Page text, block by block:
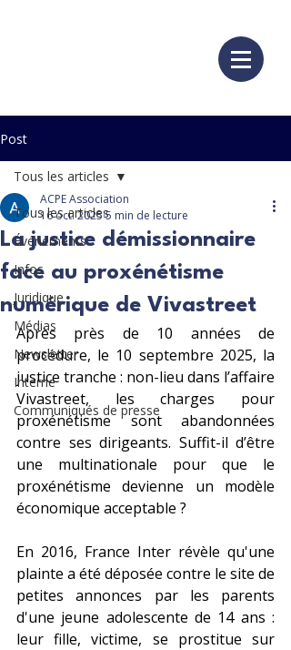
Post
Tous les articles
Événements
Infos
Juridique
Médias
Newsletter
Interne
Communiqués de presse
Tous les articles
La justice démissionnaire
face au proxénétisme
numérique de Vivastreet
ACPE Association
16 oct. 2025 5 min de lecture
Après près de 10 années de
procédure, le 10 septembre 2025, la
justice tranche : non-lieu dans l’affaire
Vivastreet, les charges pour
proxénétisme sont abandonnées
contre ses dirigeants. Suffit-il d’être
une multinationale pour que le
proxénétisme devienne un modèle
économique acceptable ?
En 2016, France Inter révèle qu'une
plainte a été déposée contre le site de
petites annonces par les parents
d'une jeune adolescente de 14 ans :
leur fille, victime, se prostitue sur